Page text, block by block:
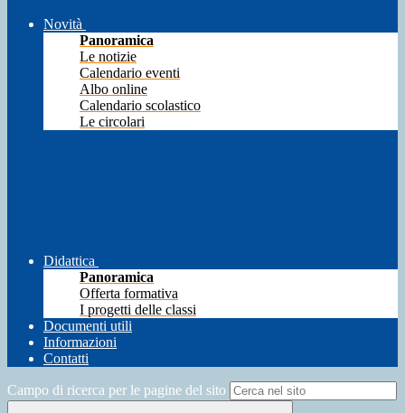
Novità
Panoramica
Le notizie
Calendario eventi
Albo online
Calendario scolastico
Le circolari
Didattica
Panoramica
Offerta formativa
I progetti delle classi
Documenti utili
Informazioni
Contatti
Campo di ricerca per le pagine del sito